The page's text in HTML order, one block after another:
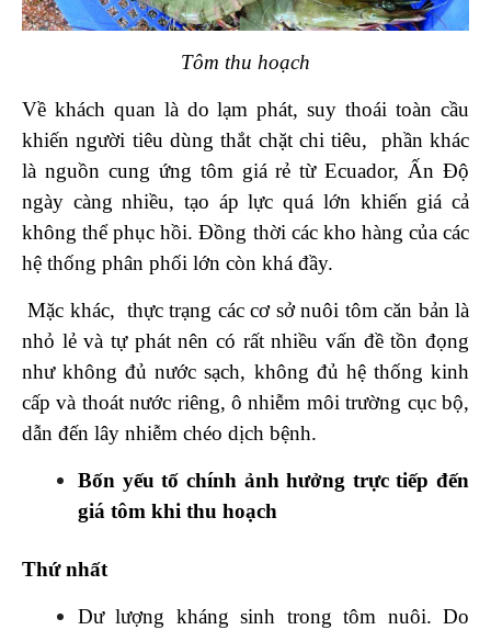
Tôm thu hoạch
Về khách quan là do lạm phát, suy thoái toàn cầu
khiến người tiêu dùng thắt chặt chi tiêu, phần khác
là nguồn cung ứng tôm giá rẻ từ Ecuador, Ấn Độ
ngày càng nhiều, tạo áp lực quá lớn khiến giá cả
không thể phục hồi. Đồng thời các kho hàng của các
hệ thống phân phối lớn còn khá đầy.
Mặc khác, thực trạng các cơ sở nuôi tôm căn bản là
nhỏ lẻ và tự phát nên có rất nhiều vấn đề tồn đọng
như không đủ nước sạch, không đủ hệ thống kinh
cấp và thoát nước riêng, ô nhiễm môi trường cục bộ,
dẫn đến lây nhiễm chéo dịch bệnh.
Bốn yếu tố chính ảnh hưởng trực tiếp đến
giá tôm khi thu hoạch
Thứ nhất
Dư lượng kháng sinh trong tôm nuôi. Do